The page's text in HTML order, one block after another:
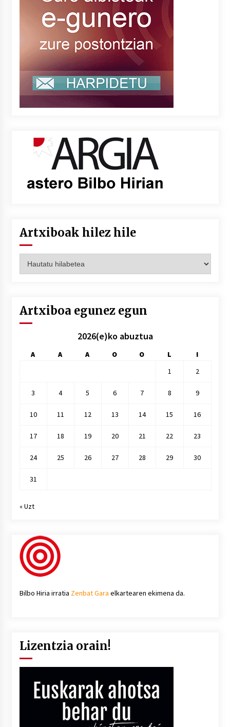
Artxiboak hilez hile
hilez
Artxiboa egunez egun
2026(e)ko abuztua
A A A O O L
I
1
2
3 4 5 6 7 8 9
10 11 12 13 14 15 16
17 18 19 20 21 22 23
24 25 26 27 28 29 30
31
« Uzt
Bilbo Hiria irratia Zenbat Gara elkartearen ekimena da.
Lizentzia orain!